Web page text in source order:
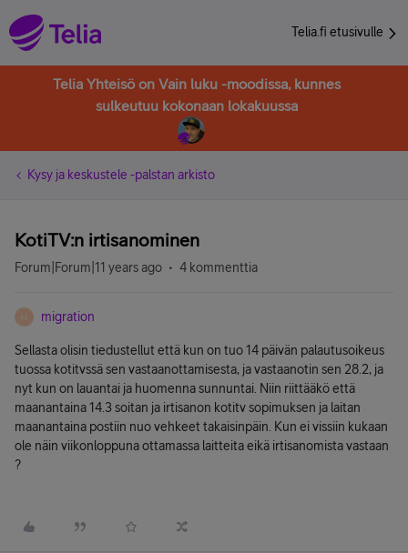
Telia.fi etusivulle
Telia Yhteisö on Vain luku -moodissa, kunnes
sulkeutuu kokonaan lokakuussa
Kysy ja keskustele -palstan arkisto
KotiTV:n irtisanominen
Forum|Forum|11 years ago 4 kommenttia
M migration
Sellasta olisin tiedustellut että kun on tuo 14 päivän palautusoikeus
tuossa kotitvssä sen vastaanottamisesta, ja vastaanotin sen 28.2, ja
nyt kun on lauantai ja huomenna sunnuntai. Niin riittääkö että
maanantaina 14.3 soitan ja irtisanon kotitv sopimuksen ja laitan
maanantaina postiin nuo vehkeet takaisinpäin. Kun ei vissiin kukaan
ole näin viikonloppuna ottamassa laitteita eikä irtisanomista vastaan
?